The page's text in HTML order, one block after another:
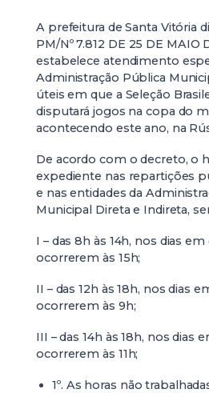
A prefeitura de Santa Vitória
PM/Nº 7.812 DE 25 DE MAIO
estabelece atendimento
Administração Pública
úteis em que a Seleção
disputará jogos na copa do
acontecendo este ano, na
De acordo com o decreto, o
expediente nas repartições
e nas entidades da
Municipal Direta e Indireta,
I – das 8h às 14h, nos dias
ocorrerem às 15h;
II – das 12h às 18h, nos dias
ocorrerem às 9h;
III – das 14h às 18h, nos dias
ocorrerem às 11h;
1º. As horas não